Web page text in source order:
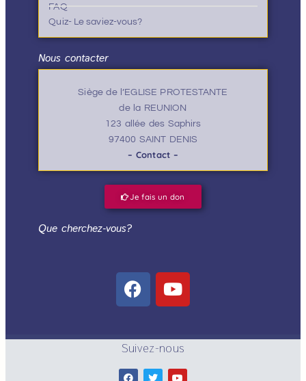
FAQ
Quiz- Le saviez-vous?
Nous contacter
Siège de l’EGLISE PROTESTANTE
de la REUNION
123 allée des Saphirs
97400 SAINT DENIS
– Contact –
Je fais un don
Que cherchez-vous?
Suivez-nous